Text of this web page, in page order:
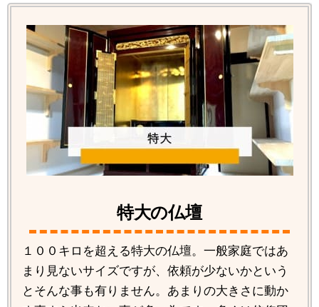
特大の仏壇
１００キロを超える特大の仏壇。一般家庭ではあ
まり見ないサイズですが、依頼が少ないかという
とそんな事も有りません。あまりの大きさに動か